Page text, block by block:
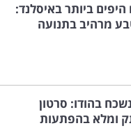
היפים ביותר באיסלנד:
מרהיב בתנועה
בהודו: סרטון
ומלא בהפתעות